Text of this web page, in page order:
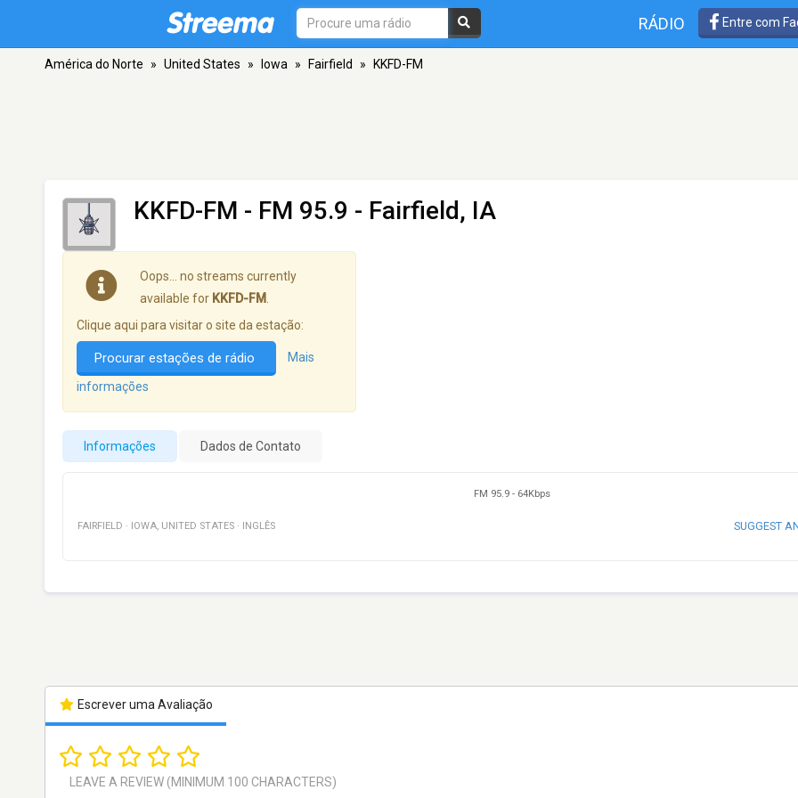
RÁDIO Entre com
América do Norte » United States » Iowa » Fairfield » KKFD-FM
KKFD-FM - FM 95.9 - Fairfield, IA
Oops… no streams currently
available for KKFD-FM
Clique aqui para visitar o site da estação:
Procurar estações de rádio Mais
informações
Informações Dados de Contato
FM 95.9 - 64Kbps
FAIRFIELD · IOWA, UNITED STATES · INGLÊS SUGGEST
Escrever uma Avaliação